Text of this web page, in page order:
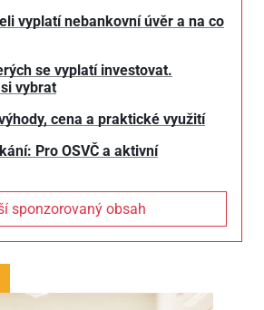
vyplatí nebankovní úvěr a na co
se vyplatí investovat.
vybrat
cena a praktické využití
Pro OSVČ a aktivní
sponzorovaný obsah